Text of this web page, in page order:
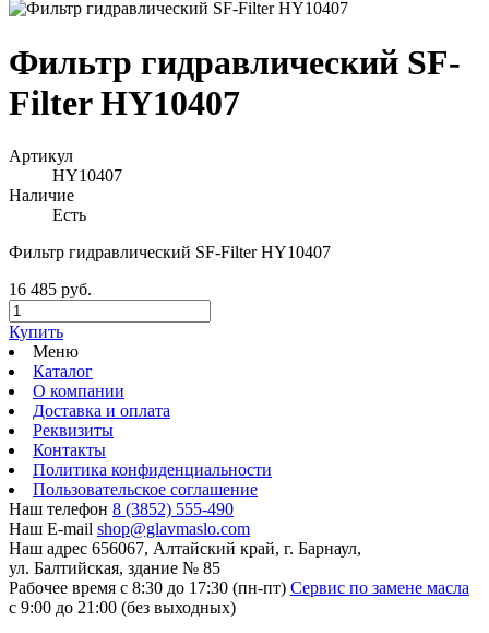
Фильтр гидравлический SF-
Filter HY10407
Артикул
HY10407
Наличие
Есть
Фильтр гидравлический SF-Filter HY10407
16 485 руб.
Купить
Меню
Каталог
О компании
Доставка и оплата
Реквизиты
Контакты
Политика конфиденциальности
Пользовательское соглашение
Наш телефон 8 (3852) 555-490
Наш E-mail shop@glavmaslo.com
Наш адрес 656067, Алтайский край, г. Барнаул,
ул. Балтийская, здание № 85
Рабочее время с 8:30 до 17:30 (пн-пт) Сервис по замене масла
с 9:00 до 21:00 (без выходных)